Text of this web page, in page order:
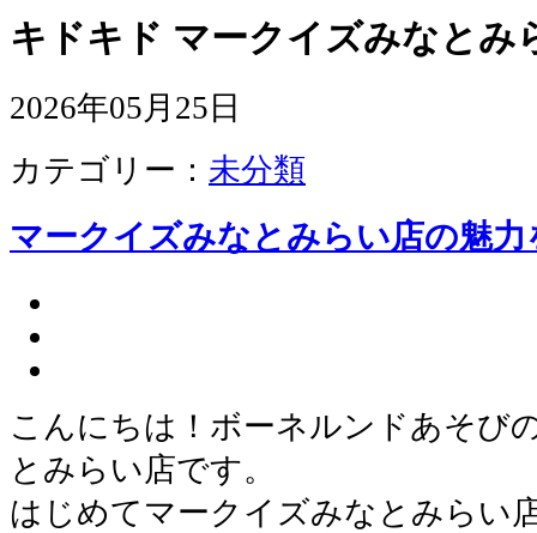
キドキド マークイズみなとみ
2026年05月25日
カテゴリー： 未分類
マークイズみなとみらい店の魅力
こんにちは！ボーネルンドあそび
とみらい店です。
はじめてマークイズみなとみらい